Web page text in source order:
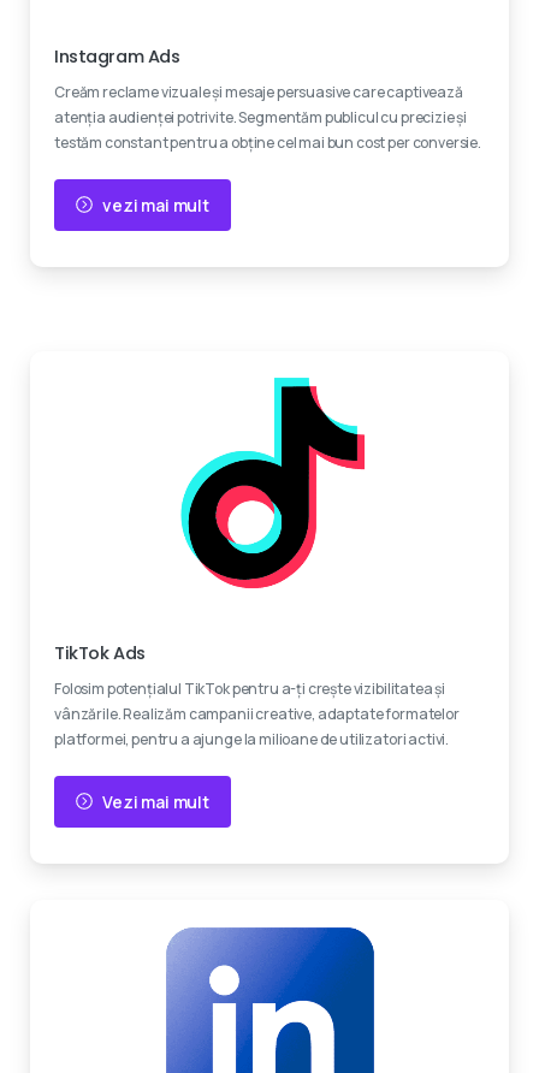
Instagram Ads
Creăm reclame vizuale și mesaje persuasive care captivează
atenția audienței potrivite. Segmentăm publicul cu precizie și
testăm constant pentru a obține cel mai bun cost per conversie.
vezi mai mult
TikTok Ads
Folosim potențialul TikTok pentru a-ți crește vizibilitatea și
vânzările. Realizăm campanii creative, adaptate formatelor
platformei, pentru a ajunge la milioane de utilizatori activi.
Vezi mai mult